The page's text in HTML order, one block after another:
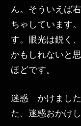
ん。そういえば
ちゃしています
す。眼光は鋭く
かもしれないと
ほどです。
迷惑 かけました
た、迷惑おかけ